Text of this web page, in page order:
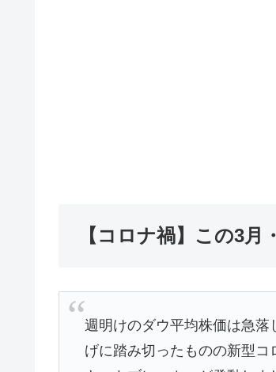
【コロナ禍】この3
週明けのダウ平均株価は急
げに踏み切ったものの新型